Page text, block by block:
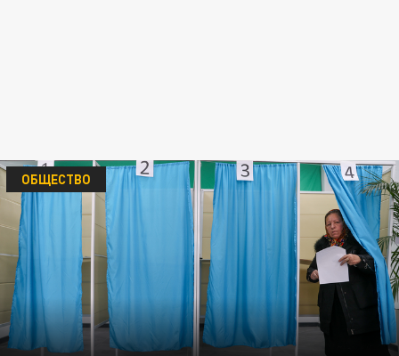
ОБЩЕСТВО